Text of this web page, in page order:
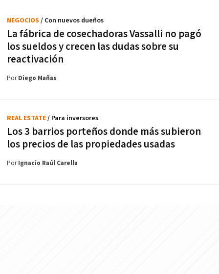
La fábrica de cosechadoras Vassalli no pagó
los sueldos y crecen las dudas sobre su
reactivación
NEGOCIOS / Con nuevos dueños
PorDiego Mañas
Los 3 barrios porteños donde más subieron
los precios de las propiedades usadas
REAL ESTATE/ Para inversores
PorIgnacio Raúl Carella